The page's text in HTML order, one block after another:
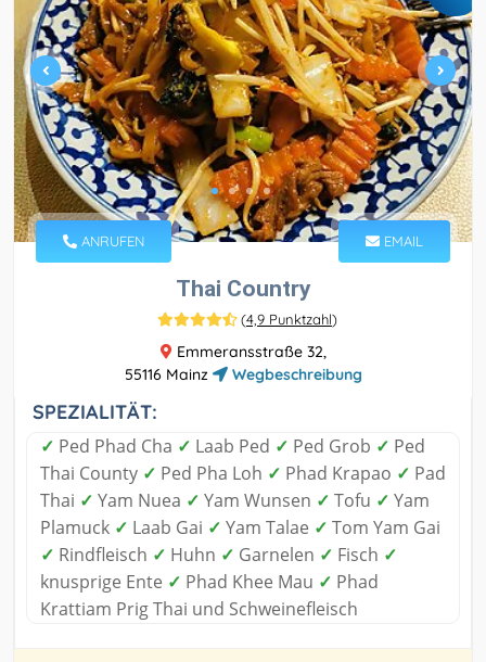
ANRUFEN EMAIL
Thai Country
(4,9 Punktzahl)
Emmeransstraße 32,
55116 Mainz
Wegbeschreibung
SPEZIALITÄT:
✓ Ped Phad Cha ✓ Laab Ped ✓ Ped Grob ✓ Ped
Thai County ✓ Ped Pha Loh ✓ Phad Krapao ✓ Pad
Thai ✓ Yam Nuea ✓ Yam Wunsen ✓ Tofu ✓ Yam
Plamuck ✓ Laab Gai ✓ Yam Talae ✓ Tom Yam Gai
✓ Rindfleisch ✓ Huhn ✓ Garnelen ✓ Fisch ✓
knusprige Ente ✓ Phad Khee Mau ✓ Phad
Krattiam Prig Thai und Schweinefleisch